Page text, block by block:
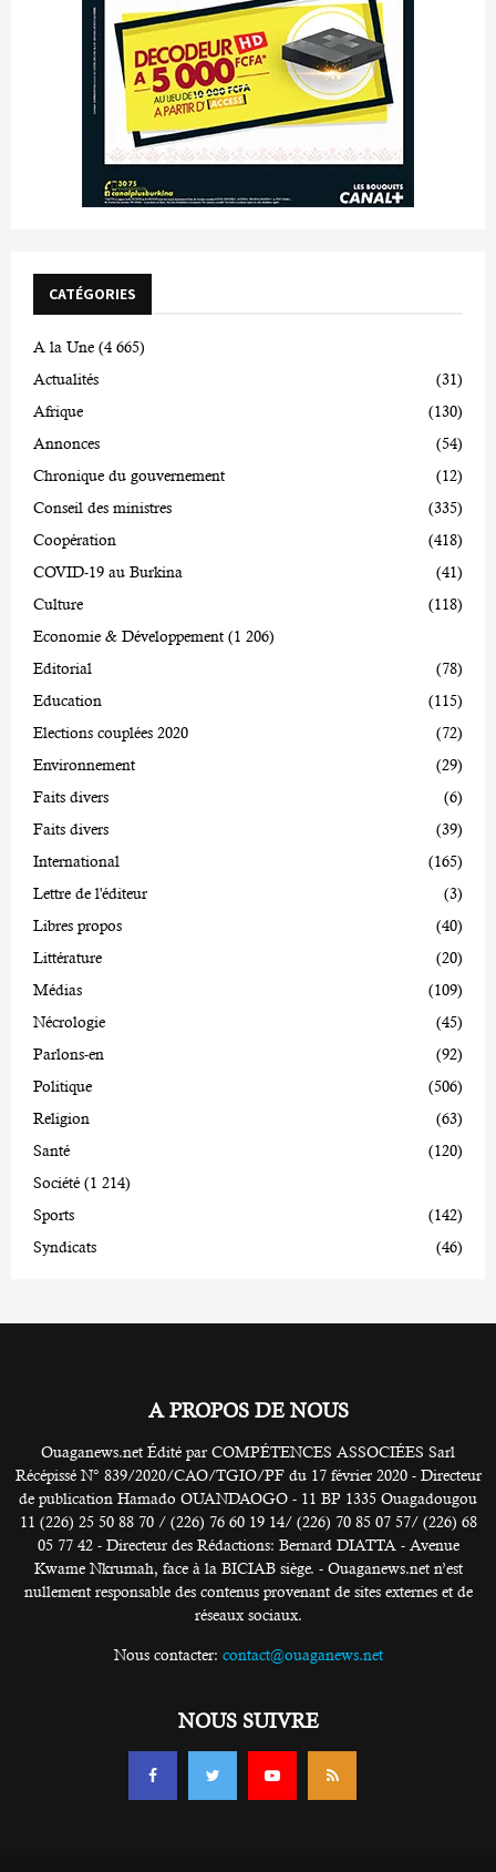
CATÉGORIES
A la Une (4 665)
Actualités
(31)
Afrique
(130)
Annonces
(54)
Chronique du gouvernement
(12)
Conseil des ministres
(335)
Coopération
(418)
COVID-19 au Burkina
(41)
Culture
(118)
Economie & Développement (1 206)
Editorial
(78)
Education
(115)
Elections couplées 2020
(72)
Environnement
(29)
Faits divers
(6)
Faits divers
(39)
International
(165)
Lettre de l'éditeur
(3)
Libres propos
(40)
Littérature
(20)
Médias
(109)
Nécrologie
(45)
Parlons-en
(92)
Politique
(506)
Religion
(63)
Santé
(120)
Société (1 214)
Sports
(142)
Syndicats
(46)
A PROPOS DE NOUS
Ouaganews.net Édité par COMPÉTENCES ASSOCIÉES Sarl
Récépissé N° 839/2020/CAO/TGIO/PF du 17 février 2020 - Directeur
de publication Hamado OUANDAOGO - 11 BP 1335 Ouagadougou
11 (226) 25 50 88 70 / (226) 76 60 19 14/ (226) 70 85 07 57/ (226) 68
05 77 42 - Directeur des Rédactions: Bernard DIATTA - Avenue
Kwame Nkrumah, face à la BICIAB siège. - Ouaganews.net n’est
nullement responsable des contenus provenant de sites externes et de
réseaux sociaux.
Nous contacter: contact@ouaganews.net
NOUS SUIVRE